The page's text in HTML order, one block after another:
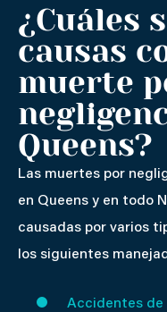
¿Cuáles
causas
muerte
Queens?
Las muertes por
en Queens y en todo
causadas por varios
los siguientes
Accidentes de